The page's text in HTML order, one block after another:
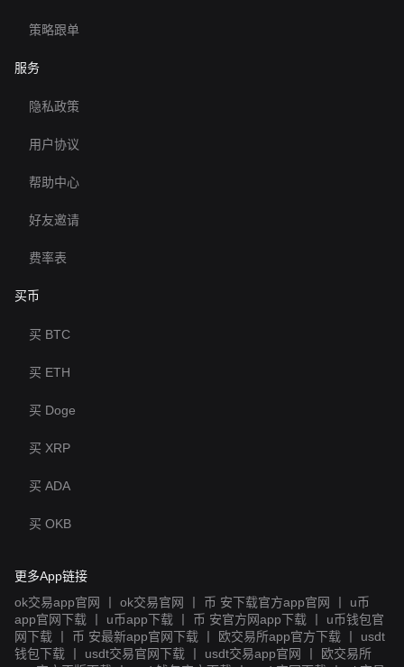
策略跟单
服务
隐私政策
用户协议
帮助中心
好友邀请
费率表
买币
买 BTC
买 ETH
买 Doge
买 XRP
买 ADA
买 OKB
更多App链接
ok交易app官网
ok交易官网 币 安下载官方app官网
u币
app官网下载
u币app下载 币 安官方网app下载
u币钱包官
网下载
币 安最新app官网下载 欧交易所app官方下载
usdt
钱包下载
usdt交易官网下载 usdt交易app官网
欧交易所